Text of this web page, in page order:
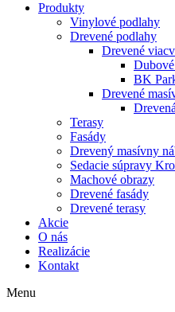
Produkty
Vinylové podlahy
Drevené podlahy
Drevené
BK
Drevené
Terasy
Fasády
Drevený masívny
Sedacie súpravy
Machové obrazy
Drevené fasády
Drevené terasy
Akcie
O nás
Realizácie
Kontakt
Menu